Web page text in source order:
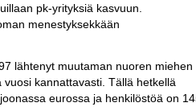
pk-yrityksiä kasvuun.
menestyksekkään
lähtenyt muutaman nuoren miehen
kannattavasti. Tällä hetkellä
eurossa ja henkilöstöä on